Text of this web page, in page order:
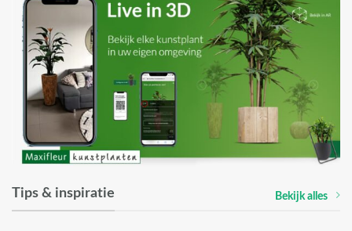
Tips & inspiratie Bekijk alles